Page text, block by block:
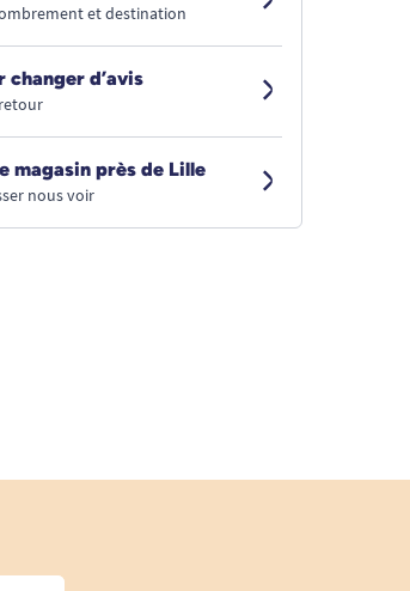
et destination
changer d’avis
magasin près de Lille
nous voir